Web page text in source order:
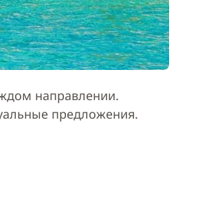
направлении.
предложения.